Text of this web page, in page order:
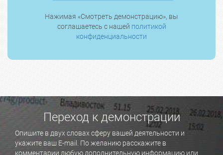
Нажимая «Смотреть демонстрацию», вы
соглашаетесь с нашей политикой
конфиденциальности
Переход к демонстрации
Опишите в двух словах сферу вашей деятельности и
укажите ваш E-mail. По желанию расскажите в
комментарии любую дополнительную информацию или